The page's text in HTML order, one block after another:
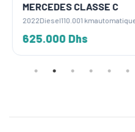
MERCEDES CLASSE C
2022Diesel110.001 kmautomatique
625.000 Dhs